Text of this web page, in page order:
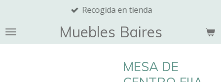
contenido
principal
Muebles Baires
Recogida en tienda
MESA DE